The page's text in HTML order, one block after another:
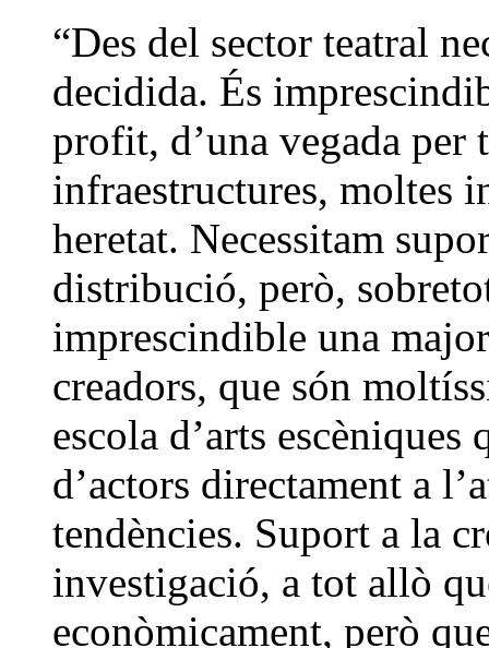
“Des del sector teatral
decidida. És
profit, d’una vegada per
infraestructures, moltes
heretat. Necessitam
distribució, però,
imprescindible una
creadors, que són
escola d’arts
d’actors directament a
tendències. Suport a la
investigació, a tot allò
econòmicament, però